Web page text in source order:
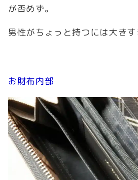
が否めず。
男性がちょっと持つには大きす
お財布内部